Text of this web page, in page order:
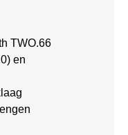
TWO.66
en